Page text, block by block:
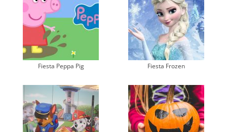
Fiesta Peppa Pig Fiesta Frozen